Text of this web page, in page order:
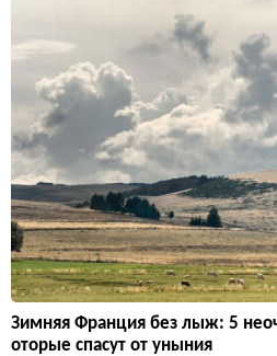
Зимняя Франция без лыж: 5
оторые спасут от уныния